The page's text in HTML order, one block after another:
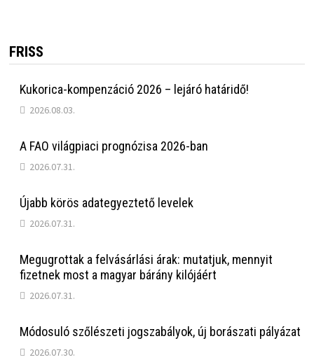
FRISS
Kukorica-kompenzáció 2026 – lejáró határidő!
2026.08.03.
A FAO világpiaci prognózisa 2026-ban
2026.07.31.
Újabb körös adategyeztető levelek
2026.07.31.
Megugrottak a felvásárlási árak: mutatjuk, mennyit
fizetnek most a magyar bárány kilójáért
2026.07.31.
Módosuló szőlészeti jogszabályok, új borászati pályázat
2026.07.30.